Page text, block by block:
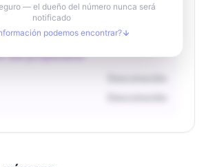
Desconocido
del propietario
— el dueño del número nunca será
notificado
podemos encontrar?